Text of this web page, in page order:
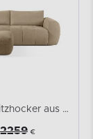
Sofa und Sitzhocker aus Bouclé-Stoff in Beige
2259 €